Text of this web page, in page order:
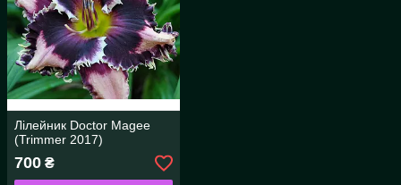
Лілейник Doctor Magee
(Trimmer 2017)
700 ₴